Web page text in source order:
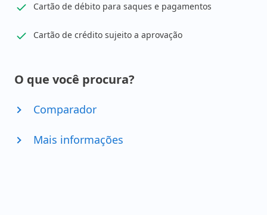
Cartão de débito para saques e pagamentos
Cartão de crédito sujeito a aprovação
O que você procura?
Comparador
Mais informações